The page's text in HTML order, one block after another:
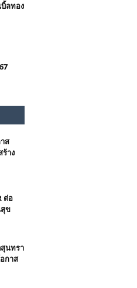
ลทอง
ส
าง
ต่อ
ข
นทรา
กาส